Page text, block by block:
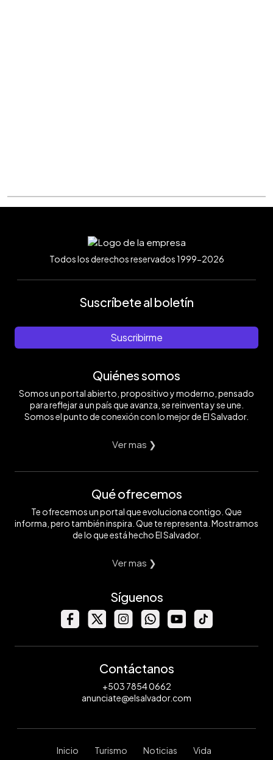
Todos los derechos reservados 1999-2026
Suscríbete al boletín
Suscribirme
Quiénes somos
Somos un portal abierto, propositivo y moderno, pensado
para reflejar a un país que avanza, se reinventa y se une.
Somos el punto de conexión con lo mejor de El Salvador.
Ver mas ❯
Qué ofrecemos
Te ofrecemos un portal que evoluciona contigo. Que
informa, pero también inspira. Que te representa. Mostramos
de lo que está hecho El Salvador.
Ver mas ❯
Síguenos
Contáctanos
+503 7854 0662
anunciate@elsalvador.com
Inicio Turismo Noticias Vida